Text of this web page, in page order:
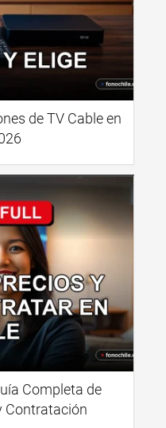
de TV Cable en
Completa de
Contratación